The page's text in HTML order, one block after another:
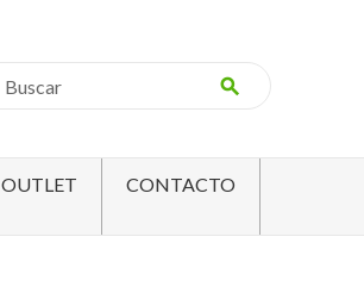
search
OUTLET CONTACTO